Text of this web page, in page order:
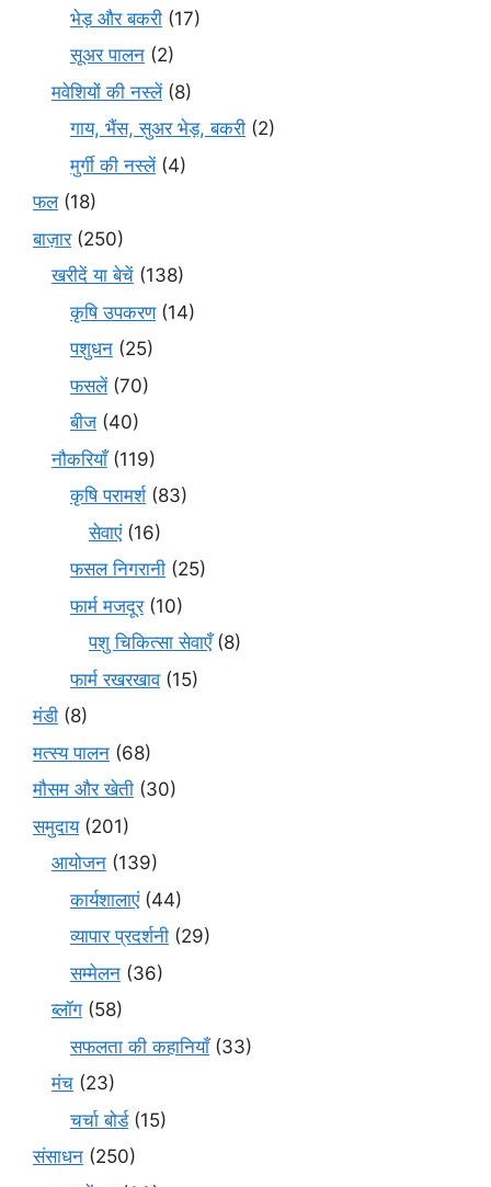
भेड़ और बकरी (17)
सूअर पालन (2)
मवेशियों की नस्लें(8)
गाय, भैंस, सुअर भेड़, बकरी (2)
मुर्गी की नस्लें(4)
फल(18)
बाज़ार(250)
खरीदें या बेचें (138)
कृषि उपकरण(14)
पशुधन (25)
फसलें(70)
बीज (40)
नौकरियाँ(119)
कृषि परामर्श(83)
सेवाएं(16)
फसल निगरानी (25)
फार्म मजदूर(10)
पशु चिकित्सा सेवाएँ(8)
फार्म रखरखाव(15)
मंडी (8)
मत्स्य पालन (68)
मौसम और खेती (30)
समुदाय(201)
आयोजन (139)
कार्यशालाएं(44)
व्यापार प्रदर्शनी (29)
सम्मेलन (36)
ब्लॉग (58)
सफलता की कहानियाँ(33)
मंच (23)
चर्चा बोर्ड(15)
संसाधन (250)